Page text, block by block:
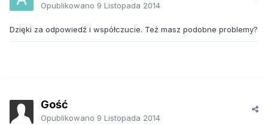
Opublikowano 9 Listopada 2014
Dzięki za odpowiedź i współczucie. Też masz podobne problemy?
Gość
Opublikowano 9 Listopada 2014